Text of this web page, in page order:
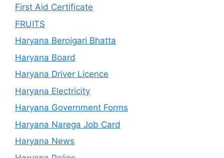
First Aid Certificate
FRUITS
Haryana Berojgari Bhatta
Haryana Board
Haryana Driver Licence
Haryana Electricity
Haryana Government Forms
Haryana Narega Job Card
Haryana News